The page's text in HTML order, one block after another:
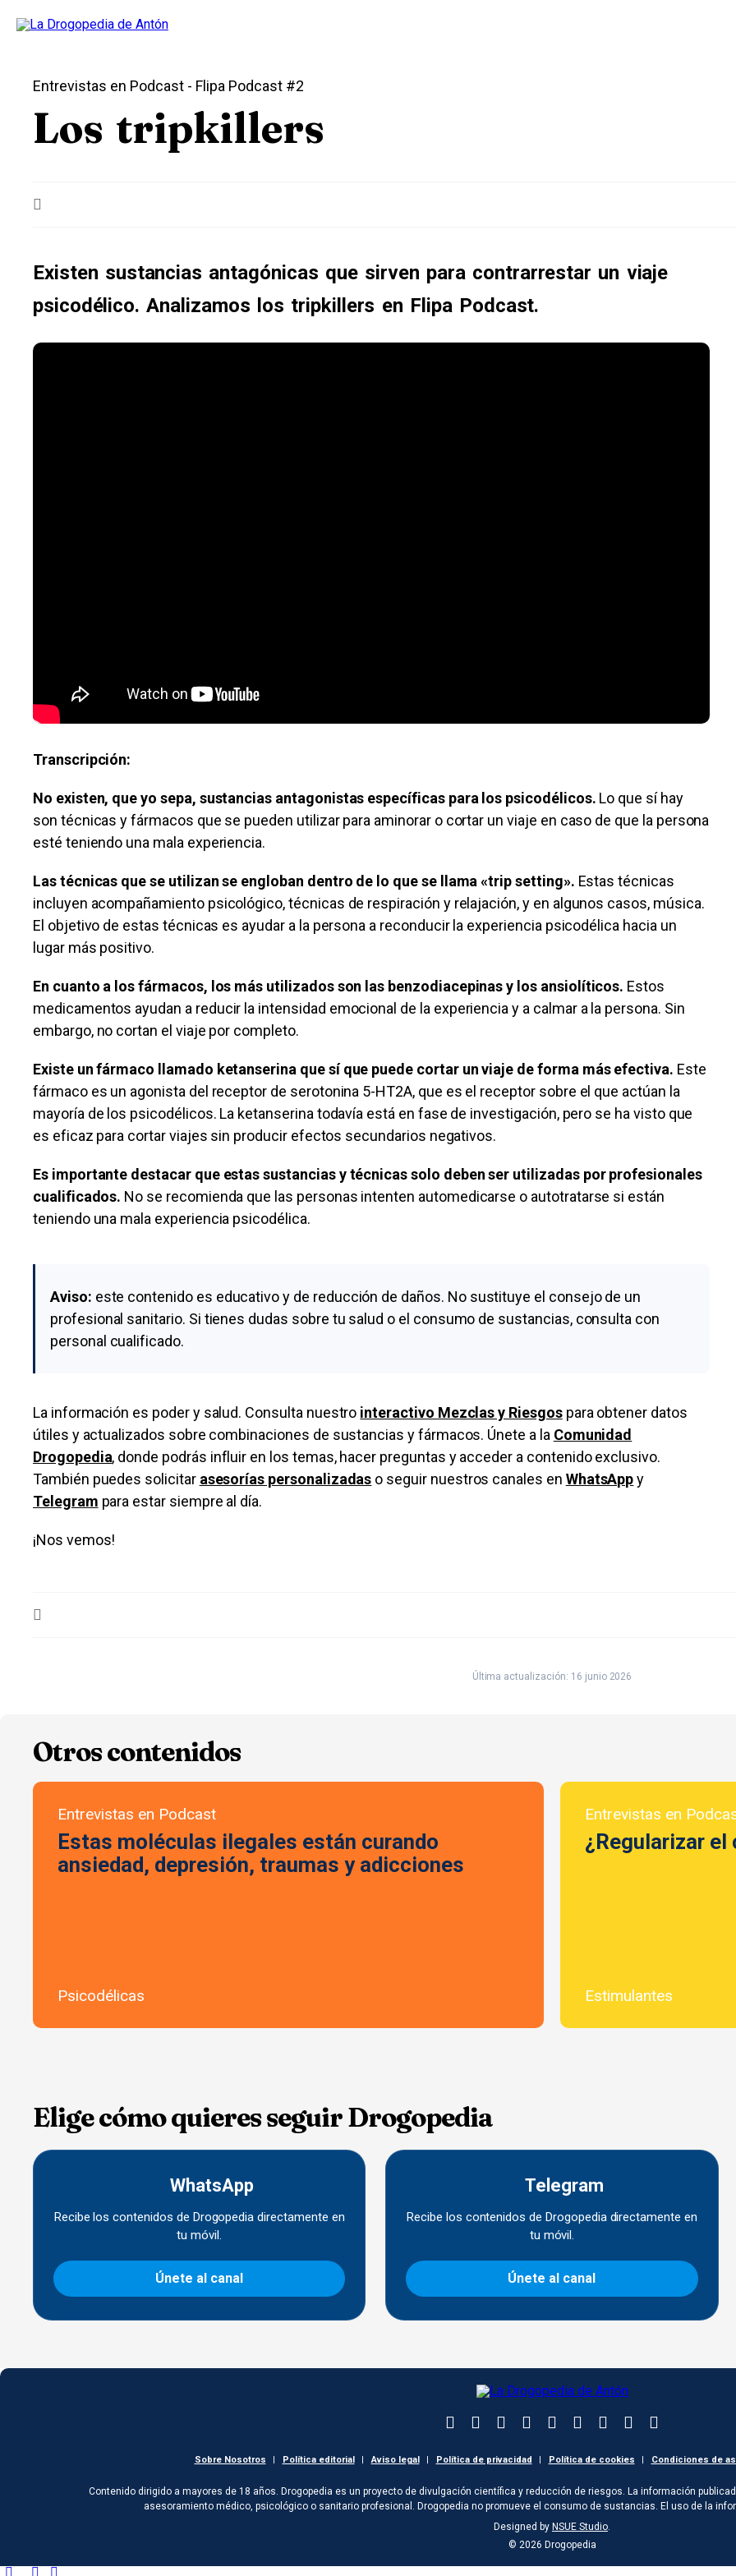
Entrevistas en Podcast - Flipa Podcast #2
Los tripkillers
Existen sustancias antagónicas que sirven para contrarrestar un viaje
psicodélico. Analizamos los tripkillers en Flipa Podcast.
Transcripción:
No existen, que yo sepa, sustancias antagonistas específicas para los psicodélicos. Lo que sí hay
son técnicas y fármacos que se pueden utilizar para aminorar o cortar un viaje en caso de que la persona
esté teniendo una mala experiencia.
Las técnicas que se utilizan se engloban dentro de lo que se llama «trip setting». Estas técnicas
incluyen acompañamiento psicológico, técnicas de respiración y relajación, y en algunos casos, música.
El objetivo de estas técnicas es ayudar a la persona a reconducir la experiencia psicodélica hacia un
lugar más positivo.
En cuanto a los fármacos, los más utilizados son las benzodiacepinas y los ansiolíticos. Estos
medicamentos ayudan a reducir la intensidad emocional de la experiencia y a calmar a la persona. Sin
embargo, no cortan el viaje por completo.
Existe un fármaco llamado ketanserina que sí que puede cortar un viaje de forma más efectiva. Este
fármaco es un agonista del receptor de serotonina 5-HT2A, que es el receptor sobre el que actúan la
mayoría de los psicodélicos. La ketanserina todavía está en fase de investigación, pero se ha visto que
es eficaz para cortar viajes sin producir efectos secundarios negativos.
Es importante destacar que estas sustancias y técnicas solo deben ser utilizadas por profesionales
cualificados. No se recomienda que las personas intenten automedicarse o autotratarse si están
teniendo una mala experiencia psicodélica.
Aviso: este contenido es educativo y de reducción de daños. No sustituye el consejo de un
profesional sanitario. Si tienes dudas sobre tu salud o el consumo de sustancias, consulta con
personal cualificado.
La información es poder y salud. Consulta nuestro interactivo Mezclas y Riesgospara obtener datos
útiles y actualizados sobre combinaciones de sustancias y fármacos. Únete a la Comunidad
Drogopedia, donde podrás influir en los temas, hacer preguntas y acceder a contenido exclusivo.
También puedes solicitar asesorías personalizadas o seguir nuestros canales en WhatsAppy
Telegram para estar siempre al día.
¡Nos vemos!
Última actualización: 16 junio 2026
Otros contenidos
Entrevistas en Podcast
Estas moléculas ilegales están curando
ansiedad, depresión, traumas y adicciones
Psicodélicas
Entrevistas en
¿Regularizar el
Estimulantes
Elige cómo quieres seguir Drogopedia
WhatsApp
Recibe los contenidos de Drogopedia directamente en
tu móvil.
Únete al canal
Telegram
Recibe los contenidos de Drogopedia directamente en
tu móvil.
Únete al canal
Sobre Nosotros | Política editorial | Aviso legal | Política de privacidad | Política de cookies | Condiciones de
Contenido dirigido a mayores de 18 años. Drogopedia es un proyecto de divulgación científica y reducción de riesgos. La información
asesoramiento médico, psicológico o sanitario profesional. Drogopedia no promueve el consumo de sustancias. El uso de la
Designed by NSUE Studio
© 2026 Drogopedia